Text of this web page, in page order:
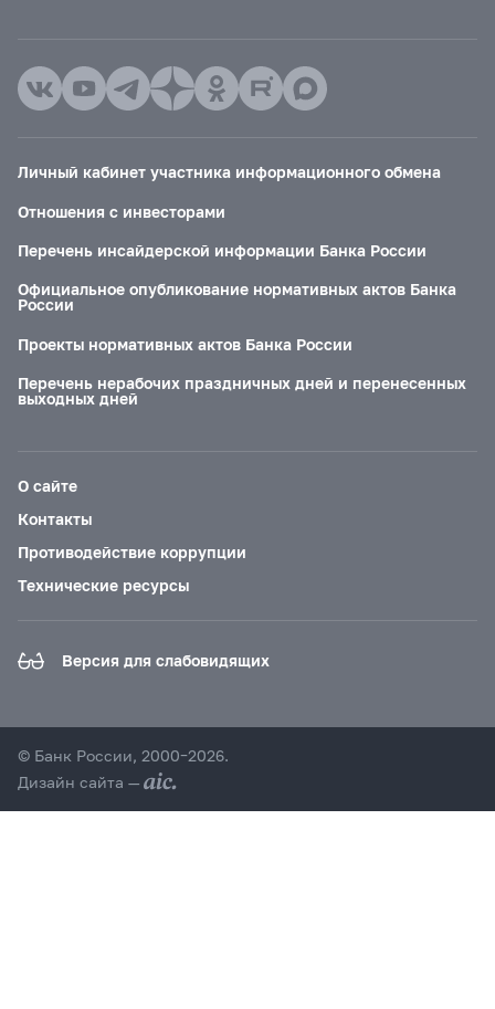
Личный кабинет участника информационного обмена
Отношения с инвесторами
Перечень инсайдерской информации Банка России
Официальное опубликование нормативных актов Банка
России
Проекты нормативных актов Банка России
Перечень нерабочих праздничных дней и перенесенных
выходных дней
О сайте
Контакты
Противодействие коррупции
Технические ресурсы
Версия для слабовидящих
© Банк России, 2000–2026.
Дизайн сайта —